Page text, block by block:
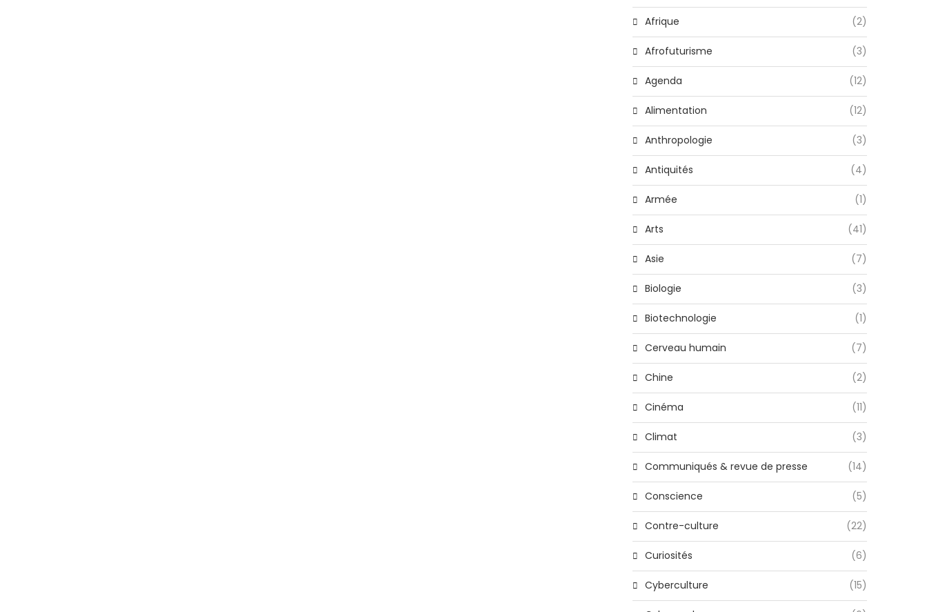
Afrique (2)
Afrofuturisme (3)
Agenda (12)
Alimentation (12)
Anthropologie (3)
Antiquités (4)
Armée (1)
Arts (41)
Asie (7)
Biologie (3)
Biotechnologie (1)
Cerveau humain (7)
Chine (2)
Cinéma (11)
Climat (3)
Communiqués & revue de presse (14)
Conscience (5)
Contre-culture (22)
Curiosités (6)
Cyberculture (15)